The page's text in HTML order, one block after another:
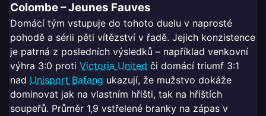
Colombe – Jeunes Fauves
Domácí tým vstupuje do tohoto duelu v naprosté
pohodě a sérii pěti vítězství v řadě. Jejich konzistence
je patrná z posledních výsledků – například venkovní
výhra 3:0 proti Victoria United či domácí triumf 3:1
nad Unisport Bafang ukazují, že mužstvo dokáže
dominovat jak na vlastním hřišti, tak na hřištích
soupeřů. Průměr 1,9 vstřelené branky na zápas v